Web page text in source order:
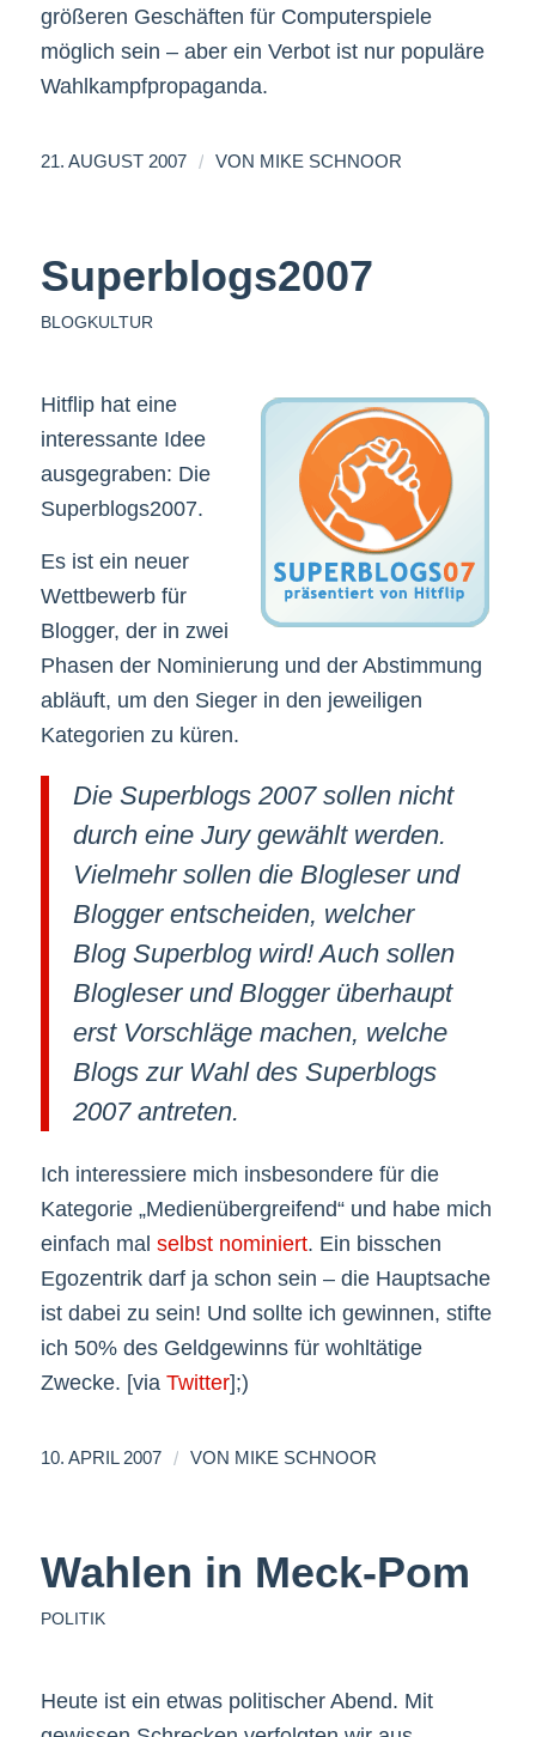
größeren Geschäften für Computerspiele
möglich sein – aber ein Verbot ist nur populäre
Wahlkampfpropaganda.
21. AUGUST 2007 / VON MIKE SCHNOOR
Superblogs2007
BLOGKULTUR
Hitflip hat eine
interessante Idee
ausgegraben: Die
Superblogs2007.
Es ist ein neuer
Wettbewerb für
Blogger, der in zwei
Phasen der Nominierung und der Abstimmung
abläuft, um den Sieger in den jeweiligen
Kategorien zu küren.
Die Superblogs 2007 sollen nicht
durch eine Jury gewählt werden.
Vielmehr sollen die Blogleser und
Blogger entscheiden, welcher
Blog Superblog wird! Auch sollen
Blogleser und Blogger überhaupt
erst Vorschläge machen, welche
Blogs zur Wahl des Superblogs
2007 antreten.
Ich interessiere mich insbesondere für die
Kategorie „Medienübergreifend“ und habe mich
einfach mal selbst nominiert. Ein bisschen
Egozentrik darf ja schon sein – die Hauptsache
ist dabei zu sein! Und sollte ich gewinnen, stifte
ich 50% des Geldgewinns für wohltätige
Zwecke. [via Twitter];)
10. APRIL 2007 / VON MIKE SCHNOOR
Wahlen in Meck-Pom
POLITIK
Heute ist ein etwas politischer Abend. Mit